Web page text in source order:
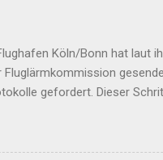
Köln/Bonn hat laut
Fluglärmkommission
gefordert. Dieser
Luftverkehrsgesetzes
vor Fluglärm und